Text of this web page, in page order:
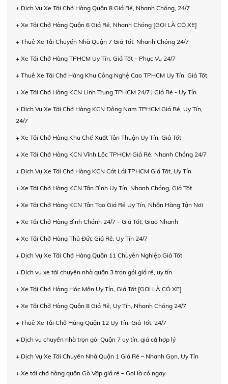
+ Dịch Vụ Xe Tải Chở Hàng Quận 8 Giá Rẻ, Nhanh Chóng, 24/7
+ Xe Tải Chở Hàng Quận 6 Giá Rẻ, Nhanh Chóng [GỌI LÀ CÓ XE]
+ Thuê Xe Tải Chuyển Nhà Quận 7 Giá Tốt, Nhanh Chóng 24/7
+ Xe Tải Chở Hàng TPHCM Uy Tín, Giá Tốt – Phục Vụ 24/7
+ Thuê Xe Tải Chở Hàng Khu Công Nghệ Cao TPHCM Uy Tín, Giá Tốt
+ Xe Tải Chở Hàng KCN Linh Trung TPHCM 24/7 | Giá Rẻ - Uy Tín
+ Dịch Vụ Xe Tải Chở Hàng KCN Đông Nam TPHCM Giá Rẻ, Uy Tín,
24/7
+ Xe Tải Chở Hàng Khu Chế Xuất Tân Thuận Uy Tín, Giá Tốt
+ Xe Tải Chở Hàng KCN Vĩnh Lộc TPHCM Giá Rẻ, Nhanh Chóng 24/7
+ Dịch Vụ Xe Tải Chở Hàng KCN Cát Lái TPHCM Giá Tốt, Uy Tín
+ Xe Tải Chở Hàng KCN Tân Bình Uy Tín, Nhanh Chóng, Giá Tốt
+ Xe Tải Chở Hàng KCN Tân Tạo Giá Rẻ Uy Tín, Nhận Hàng Tận Nơi
+ Xe Tải Chở Hàng Bình Chánh 24/7 – Giá Tốt, Giao Nhanh
+ Xe Tải Chở Hàng Thủ Đức Giá Rẻ, Uy Tín 24/7
+ Dịch Vụ Xe Tải Chở Hàng Quận 11 Chuyên Nghiệp Giá Tốt
+ Dịch vụ xe tải chuyển nhà quận 3 trọn gói giá rẻ, uy tín
+ Xe Tải Chở Hàng Hóc Môn Uy Tín, Giá Tốt [GỌI LÀ CÓ XE]
+ Xe Tải Chở Hàng Quận 8 Giá Rẻ, Uy Tín, Nhanh Chóng 24/7
+ Thuê Xe Tải Chở Hàng Quận 12 Uy Tín, Giá Tốt, 24/7
+ Dịch vụ chuyển nhà trọn gói Quận 7 uy tín, giá cả hợp lý
+ Dịch Vụ Xe Tải Chuyển Nhà Quận 1 Giá Rẻ – Nhanh Gọn, Uy Tín
+ Xe tải chở hàng quận Gò Vấp giá rẻ – Gọi là có ngay